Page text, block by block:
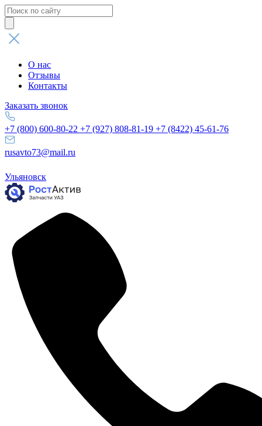
Поиск
товаров
О нас
Отзывы
Контакты
Заказать звонок
+7 (800) 600-80-22 +7 (927) 808-81-19 +7 (8422) 45-61-76
rusavto73@mail.ru
Ульяновск